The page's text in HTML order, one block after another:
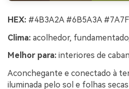
HEX: #4B3A2A #6B5A3A
Clima: acolhedor,
Melhor para: interiores de
Aconchegante e conectado à
iluminada pelo sol e folhas